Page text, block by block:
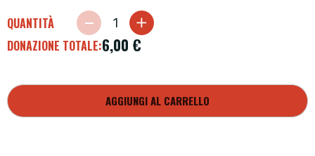
QUANTITÀ
DONAZIONE TOTALE:6,00 €
AGGIUNGI AL CARRELLO